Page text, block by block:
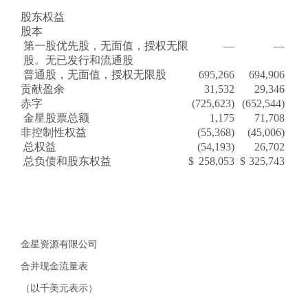
股东权益
股本
第一股优先股，无面值，授权无限
股。无已发行和流通股
— —
普通股，无面值，授权无限股 695,266
694,906
贡献盈余
31,532
29,346
赤字
(725,623)
(652,544)
金星股票总额
1,175
71,708
非控制性权益
(55,368)
(45,006)
总权益
(54,193)
26,702
总负债和股东权益
$ 258,053 $ 325,743
金星资源有限公司
合并现金流量表
（以千美元表示）